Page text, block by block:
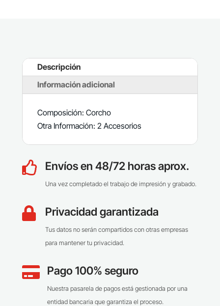
Descripción
Información adicional
Composición: Corcho
Otra Información: 2 Accesorios
 Envíos en 48/72 horas aprox.
Una vez completado el trabajo de impresión y grabado.
 Privacidad garantizada
Tus datos no serán compartidos con otras empresas
para mantener tu privacidad.
 Pago 100% seguro
Nuestra pasarela de pagos está gestionada por una
entidad bancaria que garantiza el proceso.